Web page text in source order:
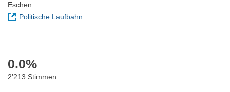
Eschen
Politische Laufbahn
0.0%
2’213 Stimmen